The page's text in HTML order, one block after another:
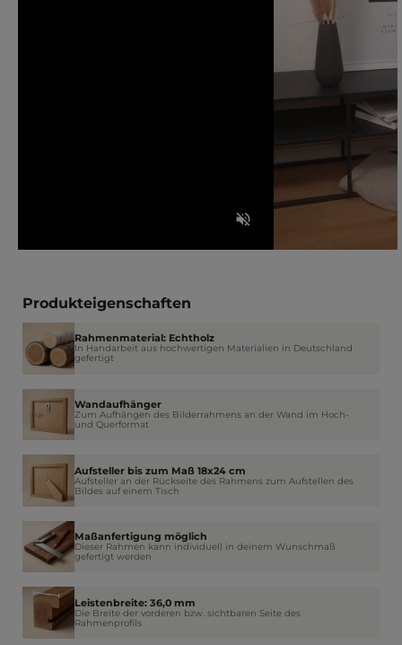
Produkteigenschaften
Rahmenmaterial: Echtholz
In Handarbeit aus hochwertigen Materialien in Deutschland
gefertigt
Wandaufhänger
Zum Aufhängen des Bilderrahmens an der Wand im Hoch-
und Querformat
Aufsteller bis zum Maß 18x24 cm
Aufsteller an der Rückseite des Rahmens zum Aufstellen des
Bildes auf einem Tisch
Maßanfertigung möglich
Dieser Rahmen kann individuell in deinem Wunschmaß
gefertigt werden
Leistenbreite: 36,0 mm
Die Breite der vorderen bzw. sichtbaren Seite des
Rahmenprofils